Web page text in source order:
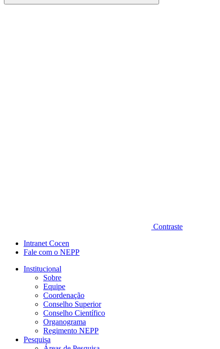
Buscar
Contraste
Intranet Cocen
Fale com o NEPP
Institucional
Sobre
Equipe
Coordenação
Conselho Superior
Conselho Científico
Organograma
Regimento NEPP
Pesquisa